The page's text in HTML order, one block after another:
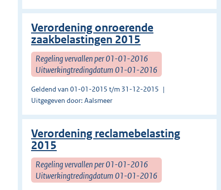
Verordening onroerende
zaakbelastingen 2015
Regeling vervallen per 01-01-2016
Uitwerkingtredingdatum 01-01-2016
Geldend van 01-01-2015 t/m 31-12-2015
Uitgegeven door: Aalsmeer
Verordening reclamebelasting
2015
Regeling vervallen per 01-01-2016
Uitwerkingtredingdatum 01-01-2016